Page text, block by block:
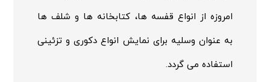
امروزه از انواع قفسه ها، کتابخانه ها و شلف ها
به عنوان وسلیه برای نمایش انواع دکوری و تزئینی
استفاده می گردد.